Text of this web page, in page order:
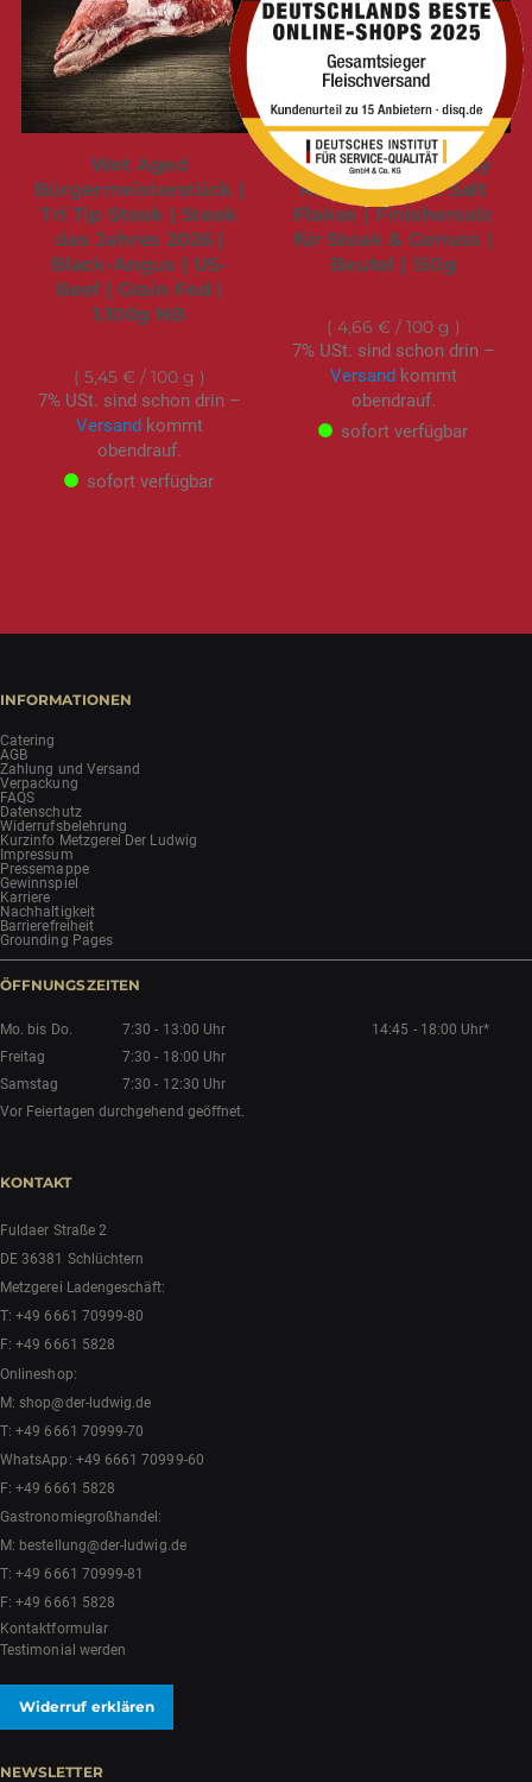
Wet Aged
Bürgermeisterstück |
Tri Tip Steak | Steak
des Jahres 2026 |
Black-Angus | US-
Beef | Grain Fed |
1.100g NB
5,45 €/ 100 g
7% USt. sind schon drin –
Versandkommt
obendrauf.
sofort verfügbar
Australische Murray
River Gourmet Salt
Flakes | Finishersalz
für Steak & Genuss |
Beutel | 150g
4,66 €/ 100 g
7% USt. sind schon drin –
Versandkommt
obendrauf.
sofort verfügbar
INFORMATIONEN
Catering
AGB
Zahlung und Versand
Verpackung
FAQS
Datenschutz
Widerrufsbelehrung
Kurzinfo Metzgerei Der Ludwig
Impressum
Pressemappe
Gewinnspiel
Karriere
Nachhaltigkeit
Barrierefreiheit
Grounding Pages
ÖFFNUNGSZEITEN
Mo. bis Do. 7:30 - 13:00 Uhr
14:45 - 18:00 Uhr*
Freitag
7:30 - 18:00 Uhr
Samstag
7:30 - 12:30 Uhr
Vor Feiertagen durchgehend geöffnet.
KONTAKT
Fuldaer Straße 2
DE 36381 Schlüchtern
Metzgerei Ladengeschäft:
T:+49 6661 70999-80
F: +49 6661 5828
Onlineshop:
M:shop@der-ludwig.de
T:+49 6661 70999-70
WhatsApp: +49 6661 70999-60
F: +49 6661 5828
Gastronomiegroßhandel:
M: bestellung@der-ludwig.de
T:+49 6661 70999-81
F: +49 6661 5828
Kontaktformular
Testimonial werden
Widerruf erklären
NEWSLETTER